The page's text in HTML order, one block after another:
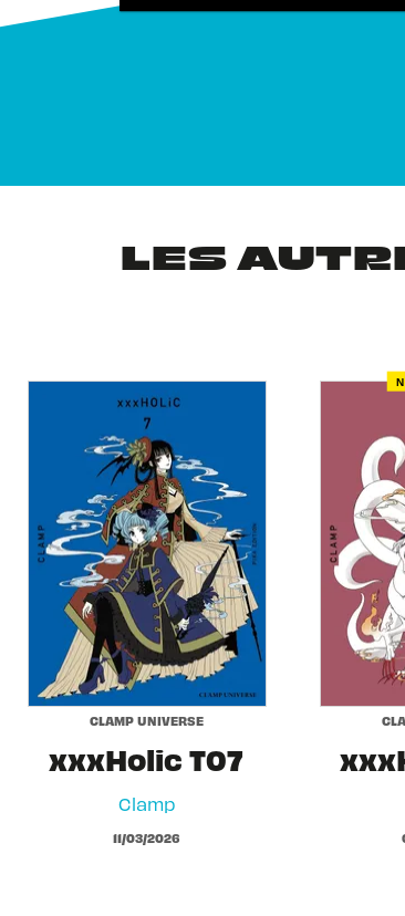
LES
CLAMP UNIVERSE
xxxHolic T07
Clamp
11/03/2026